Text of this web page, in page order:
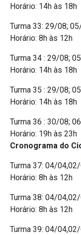
Horário: 14h às 18h
Turma 33: 29/08;
Horário: 8h às 12h
Turma 34 : 29/08;
Horário: 14h às 18h
Turma 35 : 29/08;
Horário: 14h às 18h
Turma 36 : 30/08;
Horário: 19h às 23h
Cronograma do
Turma 37: 04/
Horário: 8h às 12h
Turma 38: 04/
Horário: 8h às 12h
Turma 39: 04/